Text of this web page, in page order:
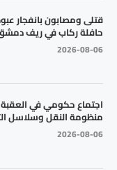
قتلى ومصابون بانفجار
حافلة ركاب في ريف
2026-08-06
اجتماع حكومي في العقبة
منظومة النقل وسلاسل
2026-08-06